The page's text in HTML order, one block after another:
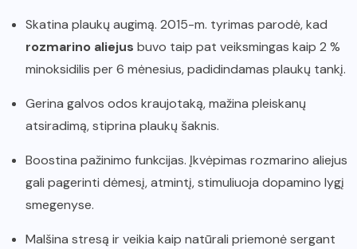
Skatina plaukų augimą. 2015-m. tyrimas parodė, kad
rozmarino aliejus buvo taip pat veiksmingas kaip 2 %
minoksidilis per 6 mėnesius, padidindamas plaukų tankį.
Gerina galvos odos kraujotaką, mažina pleiskanų
atsiradimą, stiprina plaukų šaknis.
Boostina pažinimo funkcijas. Įkvėpimas rozmarino aliejus
gali pagerinti dėmesį, atmintį, stimuliuoja dopamino lygį
smegenyse.
Malšina stresą ir veikia kaip natūrali priemonė sergant